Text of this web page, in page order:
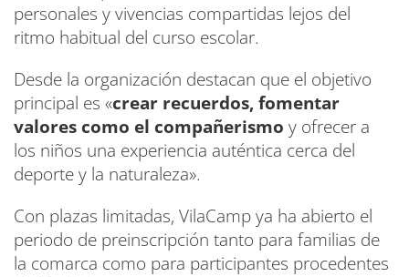
personales y vivencias compartidas lejos del
ritmo habitual del curso escolar.
Desde la organización destacan que el objetivo
principal es «crear recuerdos, fomentar
valores como el compañerismo y ofrecer a
los niños una experiencia auténtica cerca del
deporte y la naturaleza».
Con plazas limitadas, VilaCamp ya ha abierto el
periodo de preinscripción tanto para familias de
la comarca como para participantes procedentes